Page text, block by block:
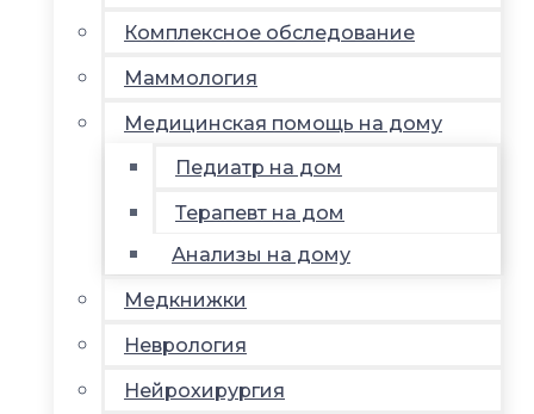
Комплексное обследование
Маммология
Медицинская помощь на дому
Педиатр на дом
Терапевт на дом
Анализы на дому
Медкнижки
Неврология
Нейрохирургия